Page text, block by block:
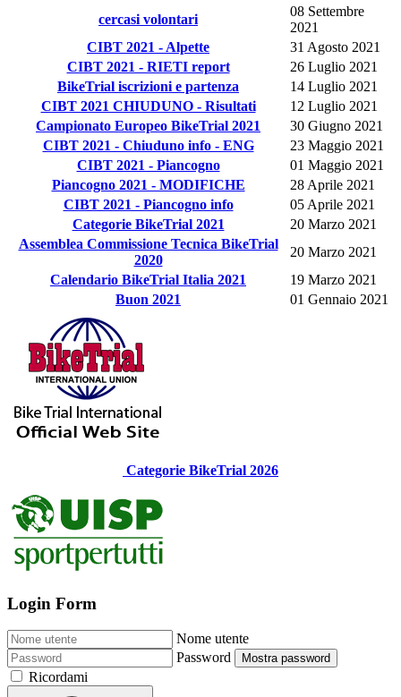
cercasi volontari
08 Settembre
2021
CIBT 2021 - Alpette
31 Agosto 2021
CIBT 2021 - RIETI report
26 Luglio 2021
BikeTrial iscrizioni e partenza
14 Luglio 2021
CIBT 2021 CHIUDUNO - Risultati
12 Luglio 2021
Campionato Europeo BikeTrial 2021
30 Giugno 2021
CIBT 2021 - Chiuduno info - ENG
23 Maggio 2021
CIBT 2021 - Piancogno
01 Maggio 2021
Piancogno 2021 - MODIFICHE
28 Aprile 2021
CIBT 2021 - Piancogno info
05 Aprile 2021
Categorie BikeTrial 2021
20 Marzo 2021
Assemblea Commissione Tecnica BikeTrial
2020
20 Marzo 2021
Calendario BikeTrial Italia 2021
19 Marzo 2021
Buon 2021
01 Gennaio 2021
Categorie BikeTrial 2026
Login Form
Nome utente
Password
Mostra password
Ricordami